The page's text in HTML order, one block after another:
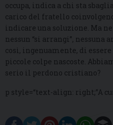
occupa, indica a chi sta
carico del fratello
indicare una soluzione. Ma
nessun “si arrangi”, nessuna
così, ingenuamente, di
piccole colpe nascoste.
serio il perdono cristiano?
p style=“text-align: right;”A